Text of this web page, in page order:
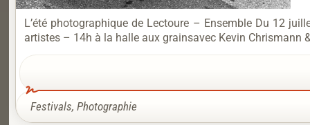
L’été photographique de Lectoure – Ensemble Du 12
artistes – 14h à la halle aux grainsavec Kevin Chrismann
Festivals, Photographie